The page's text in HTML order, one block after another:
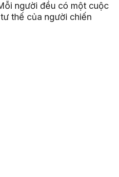
người đều có một cuộc
thế của người chiến